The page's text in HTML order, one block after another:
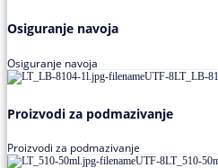
Osiguranje navoja
Osiguranje navoja
Proizvodi za podmazivanje
Proizvodi za podmazivanje